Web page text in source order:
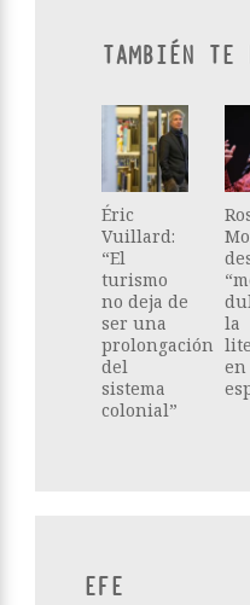
TAMBIÉN TE
Éric
Vuillard:
“El
turismo
no deja de
ser una
prolongación
del
sistema
colonial”
la
en
EFE